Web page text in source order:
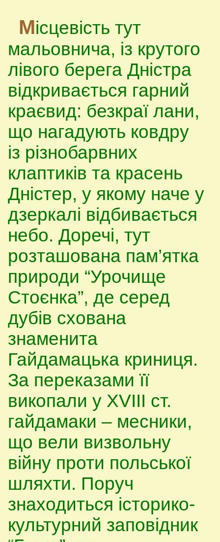
Місцевість тут
мальовнича, із крутого
лівого берега Дністра
відкривається гарний
краєвид: безкраї лани,
що нагадують ковдру
із різнобарвних
клаптиків та красень
Дністер, у якому наче у
дзеркалі відбивається
небо. Доречі, тут
розташована пам’ятка
природи “Урочище
Стоєнка”, де серед
дубів схована
знаменита
Гайдамацька криниця.
За переказами її
викопали у XVIII ст.
гайдамаки – месники,
що вели визвольну
війну проти польської
шляхти. Поруч
знаходиться історико-
культурний заповідник